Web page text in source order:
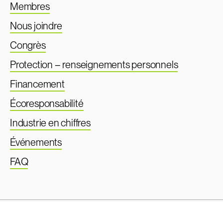
Membres
Nous joindre
Congrès
Protection – renseignements personnels
Financement
Écoresponsabilité
Industrie en chiffres
Événements
FAQ